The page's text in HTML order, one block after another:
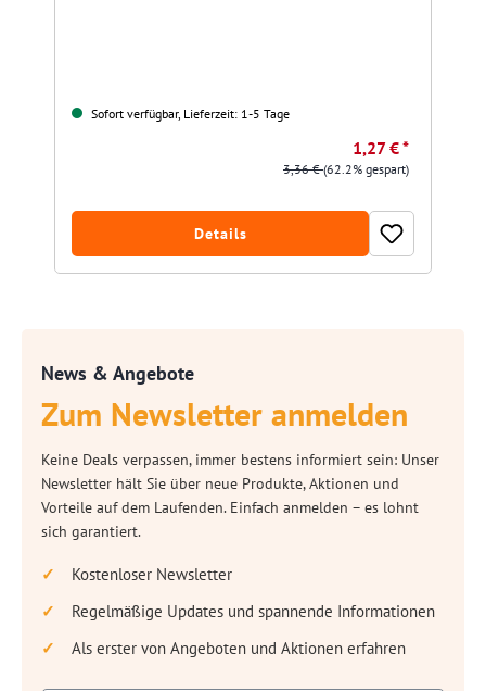
Sofort verfügbar, Lieferzeit: 1-5 Tage
1,27 € *
3,36 €(62.2% gespart)
Details
News & Angebote
Zum Newsletter anmelden
Keine Deals verpassen, immer bestens informiert sein: Unser
Newsletter hält Sie über neue Produkte, Aktionen und
Vorteile auf dem Laufenden. Einfach anmelden – es lohnt
sich garantiert.
Kostenloser Newsletter
Regelmäßige Updates und spannende Informationen
Als erster von Angeboten und Aktionen erfahren